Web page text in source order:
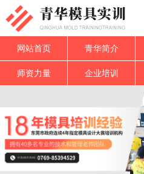
网站首页 青华简介
师资力量 企业培训